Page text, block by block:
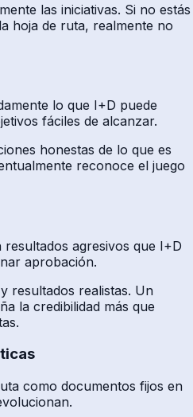
las iniciativas. Si no estás
hoja de ruta, realmente no
lo que I+D puede
fáciles de alcanzar.
honestas de lo que es
reconoce el juego
agresivos que I+D
aprobación.
resultados realistas. Un
la credibilidad más que
como documentos fijos en